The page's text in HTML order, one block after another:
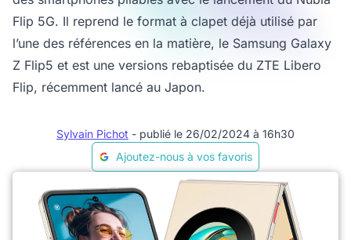
Flip 5G. Il reprend le format à clapet déjà utilisé par
l’une des références en la matière, le Samsung Galaxy
Z Flip5 et est une versions rebaptisée du ZTE Libero
Flip, récemment lancé au Japon.
Sylvain Pichot - publié le 26/02/2024 à 16h30
Ajoutez-nous à vos favoris